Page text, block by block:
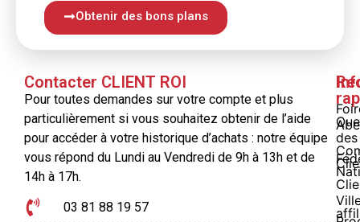
Obtenir des bons plans
Contacter CLIENT ROI
Pour toutes demandes sur votre compte et plus
particulièrement si vous souhaitez obtenir de l’aide
pour accéder à votre historique d’achats : notre équipe
vous répond du Lundi au Vendredi de 9h à 13h et de
14h à 17h.
03 81 88 19 57
des